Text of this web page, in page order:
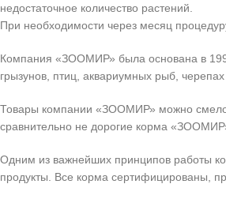
недостаточное количество растений.
При необходимости через месяц
Компания «ЗООМИР» была основана в
грызунов, птиц, аквариумных рыб,
Товары компании «ЗООМИР» можно смело
сравнительно не дорогие корма
Одним из важнейших принципов работы
продукты. Все корма сертифицированы,